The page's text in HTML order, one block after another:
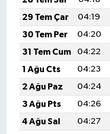
29 Tem Çar
04:19
30 Tem Per
04:20
31 Tem Cum
04:22
1 Ağu Cts
04:23
2 Ağu Paz
04:24
3 Ağu Pts
04:26
4 Ağu Sal
04:27